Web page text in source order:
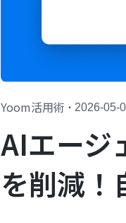
Yoom活用術 ・ 2026-05-
AIエージ
を削減！